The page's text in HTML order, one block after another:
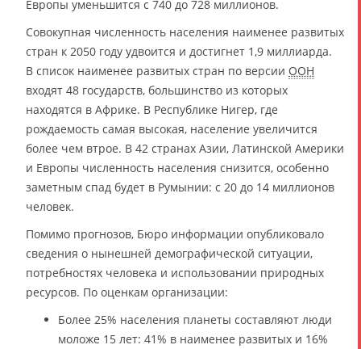
Европы уменьшится с 740 до 728 миллионов.
Совокупная численность населения наименее развитых
стран к 2050 году удвоится и достигнет 1,9 миллиарда.
В список наименее развитых стран по версии ООН
входят 48 государств, большинство из которых
находятся в Африке. В Республике Нигер, где
рождаемость самая высокая, население увеличится
более чем втрое. В 42 странах Азии, Латинской Америки
и Европы численность населения снизится, особенно
заметным спад будет в Румынии: с 20 до 14 миллионов
человек.
Помимо прогнозов, Бюро информации опубликовало
сведения о нынешней демографической ситуации,
потребностях человека и использовании природных
ресурсов. По оценкам организации:
Более 25% населения планеты составляют люди
моложе 15 лет: 41% в наименее развитых и 16%